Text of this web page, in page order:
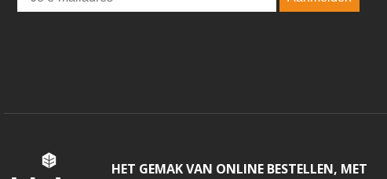
HET GEMAK VAN ONLINE BESTELLEN, MET